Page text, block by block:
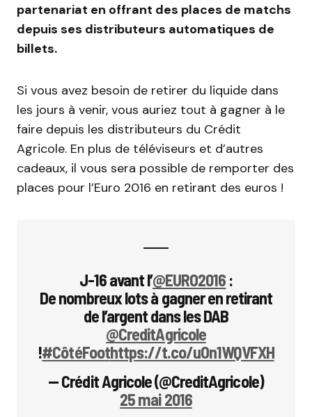
partenariat en offrant des places de matchs
depuis ses distributeurs automatiques de
billets.
Si vous avez besoin de retirer du liquide dans
les jours à venir, vous auriez tout à gagner à le
faire depuis les distributeurs du Crédit
Agricole. En plus de téléviseurs et d’autres
cadeaux, il vous sera possible de remporter des
places pour l’Euro 2016 en retirant des euros !
J-16 avant l’@EURO2016 :
De nombreux lots à gagner en retirant
de l’argent dans les DAB
@CreditAgricole
!#CôtéFoothttps://t.co/uOn1WQVFXH
— Crédit Agricole (@CreditAgricole)
25 mai 2016